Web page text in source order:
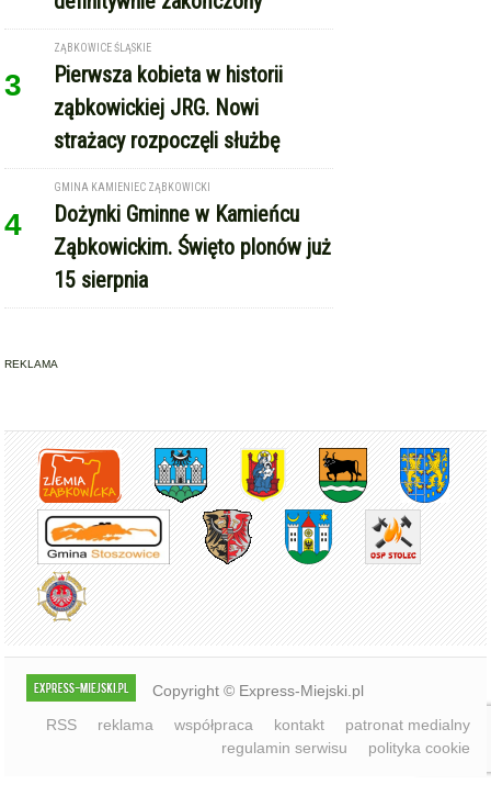
3
ZĄBKOWICE ŚLĄSKIE
Pierwsza kobieta w historii
ząbkowickiej JRG. Nowi
strażacy rozpoczęli służbę
4
GMINA KAMIENIEC ZĄBKOWICKI
Dożynki Gminne w Kamieńcu
Ząbkowickim. Święto plonów już
15 sierpnia
REKLAMA
Copyright © Express-Miejski.pl
RSS
reklama współpraca kontakt
patronat medialny
regulamin serwisu
polityka cookie